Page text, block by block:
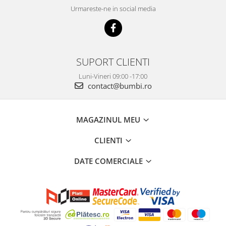
Urmareste-ne in social media
SUPORT CLIENTI
Luni-Vineri 09:00 -17:00
contact@bumbi.ro
MAGAZINUL MEU
CLIENTI
DATE COMERCIALE